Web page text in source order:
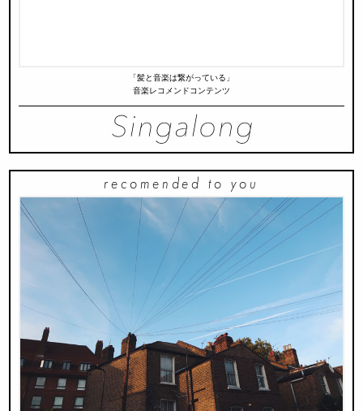
「髪と音楽は繋がっている」
音楽レコメンドコンテンツ
recomended to you